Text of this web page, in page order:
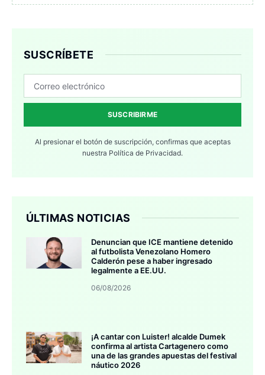
SUSCRÍBETE
SUSCRIBIRME
Al presionar el botón de suscripción, confirmas que aceptas
nuestra Política de Privacidad.
ÚLTIMAS NOTICIAS
Denuncian que ICE mantiene detenido
al futbolista Venezolano Homero
Calderón pese a haber ingresado
legalmente a EE.UU.
06/08/2026
¡A cantar con Luister! alcalde Dumek
confirma al artista Cartagenero como
una de las grandes apuestas del festival
náutico 2026